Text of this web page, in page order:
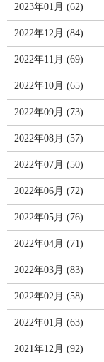
2023年01月 (62)
2022年12月 (84)
2022年11月 (69)
2022年10月 (65)
2022年09月 (73)
2022年08月 (57)
2022年07月 (50)
2022年06月 (72)
2022年05月 (76)
2022年04月 (71)
2022年03月 (83)
2022年02月 (58)
2022年01月 (63)
2021年12月 (92)